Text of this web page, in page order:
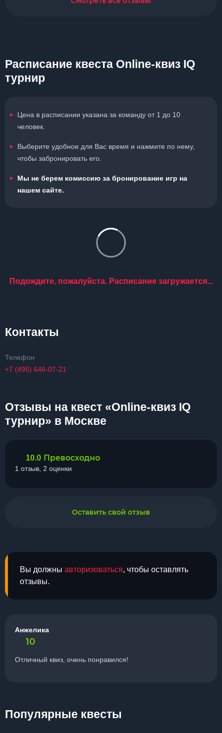
Расписание квеста Online-квиз IQ
турнир
Цена в расписании указана за команду от 1 до 10
человек.
Выберите удобное для Вас время и нажмите по нему,
чтобы забронировать его.
Мы не берем комиссию за бронирование игр на
нашем сайте.
Подождите, пожалуйста. Расписание загружается...
Контакты
Телефон
+7 (495) 646-07-21
Отзывы на квест «Online-квиз IQ
турнир» в Москве
Вы должны авторизоваться, чтобы оставлять
отзывы.
Анжелика
10
Отличный квиз, очень понравился!
10.0 Превосходно
1 отзыв, 2 оценки
Оставить свой отзыв
Популярные квесты